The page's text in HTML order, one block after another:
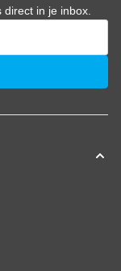
direct in je inbox.